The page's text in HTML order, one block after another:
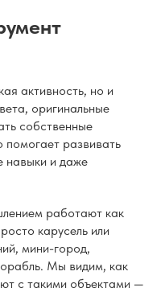
активность, но и
оригинальные
собственные
развивать
навыки и даже
работают как
карусель или
мини-город,
Мы видим, как
с такими объектами —